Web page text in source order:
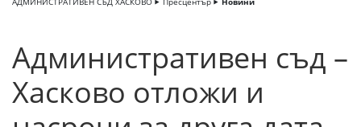
Административен съд –
Хасково отложи и